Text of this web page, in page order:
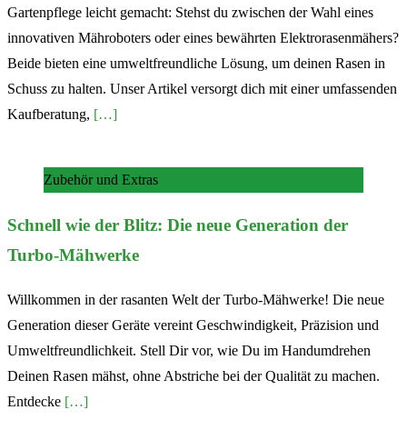
Gartenpflege leicht gemacht: Stehst du zwischen der Wahl eines
innovativen Mähroboters oder eines bewährten Elektrorasenmähers?
Beide bieten eine umweltfreundliche Lösung, um deinen Rasen in
Schuss zu halten. Unser Artikel versorgt dich mit einer umfassenden
Kaufberatung, […]
Zubehör und Extras
Schnell wie der Blitz: Die neue Generation der
Turbo-Mähwerke
Willkommen in der rasanten Welt der Turbo-Mähwerke! Die neue
Generation dieser Geräte vereint Geschwindigkeit, Präzision und
Umweltfreundlichkeit. Stell Dir vor, wie Du im Handumdrehen
Deinen Rasen mähst, ohne Abstriche bei der Qualität zu machen.
Entdecke […]